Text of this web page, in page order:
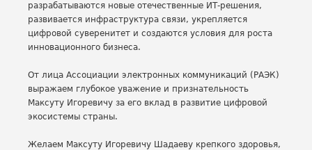
разрабатываются новые отечественные ИТ-решения,
развивается инфраструктура связи, укрепляется
цифровой суверенитет и создаются условия для роста
инновационного бизнеса.
От лица Ассоциации электронных коммуникаций (РАЭК)
выражаем глубокое уважение и признательность
Максуту Игоревичу за его вклад в развитие цифровой
экосистемы страны.
Желаем Максуту Игоревичу Шадаеву крепкого здоровья,